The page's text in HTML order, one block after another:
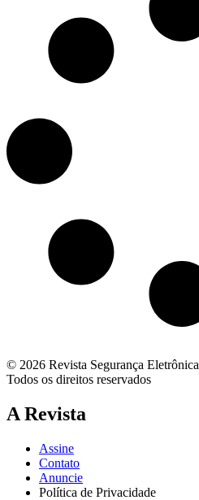
© 2026 Revista Segurança Eletrônica
Todos os direitos reservados
A Revista
Assine
Contato
Anuncie
Política de Privacidade